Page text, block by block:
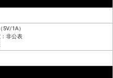
1A）
非公表